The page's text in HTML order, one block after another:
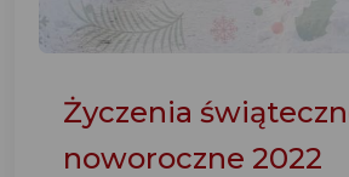
Życzenia
noworoczne 2022